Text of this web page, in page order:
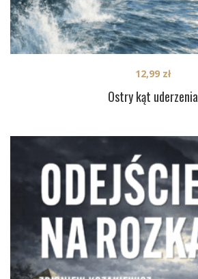
Ostry kąt uderzenia
12,99 zł